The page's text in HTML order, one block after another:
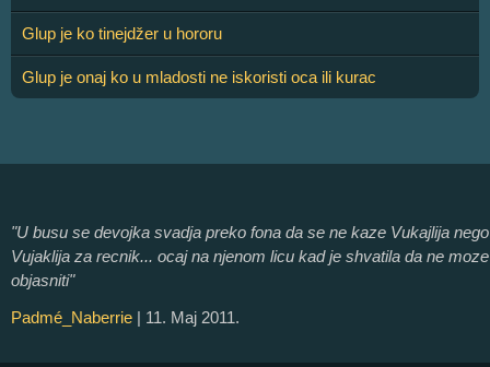
Glup je ko tinejdžer u hororu
Glup je onaj ko u mladosti ne iskoristi oca ili kurac
"U busu se devojka svadja preko fona da se ne kaze Vukajlija nego
Vujaklija za recnik... ocaj na njenom licu kad je shvatila da ne moze
objasniti"
Padmé_Naberrie | 11. Maj 2011.